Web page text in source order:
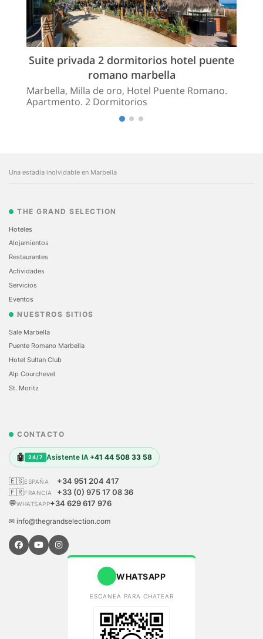
Suite privada 2 dormitorios hotel puente
romano marbella
Marbella, Milla de oro, Hotel Puente Romano.
Apartmento. 2 Dormitorios
Una estadía inolvidable en Marbella
THE GRAND SELECTION
Hoteles
Alojamientos
Restaurantes
Actividades
Servicios
Eventos
NUESTROS SITIOS
Sale Marbella
Puente Romano Marbella
Hotel Sultan Club
Alp Courchevel
St. Moritz
CONTACTO
🤖 24/7 Asistente IA +41 44 508 33 58
🇪🇸ESPAÑA
+34 951 204 417
🇫🇷FRANCIA
+33 (0) 975 17 08 36
💬WHATSAPP+34 629 617 976
✉ info@thegrandselection.com
WHATSAPP
ESCANEA PARA CHATEAR